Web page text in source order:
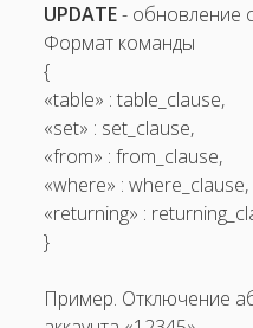
UPDATE-­ обновление
Формат команды
{
«table» : table_clause,
«set» : set_clause,
«from» : from_clause,
«where» : where_clause,
«returning» :
}
Пример. Отключение